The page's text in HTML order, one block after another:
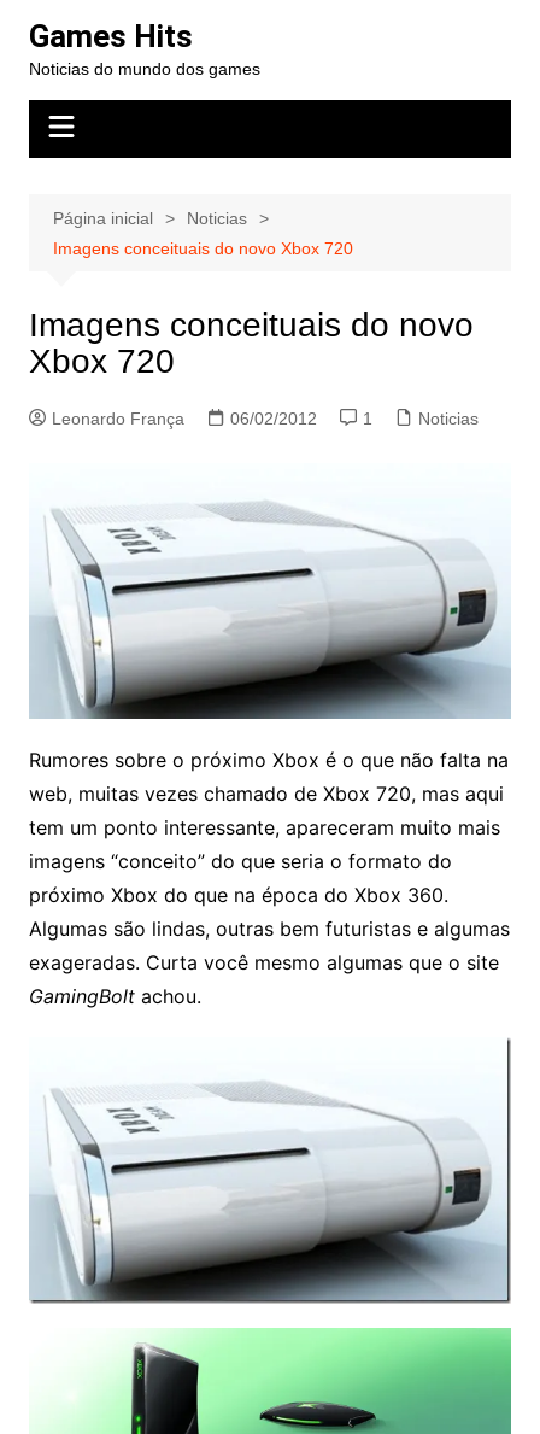
para
conteúdo
Games Hits
Noticias do mundo dos games
Página inicial
Noticias
Imagens conceituais do novo Xbox 720
Imagens conceituais do novo
Xbox 720
Leonardo França 06/02/2012 1 Noticias
Rumores sobre o próximo Xbox é o que não falta na
web, muitas vezes chamado de Xbox 720, mas aqui
tem um ponto interessante, apareceram muito mais
imagens “conceito” do que seria o formato do
próximo Xbox do que na época do Xbox 360.
Algumas são lindas, outras bem futuristas e algumas
exageradas. Curta você mesmo algumas que o site
GamingBoltachou.